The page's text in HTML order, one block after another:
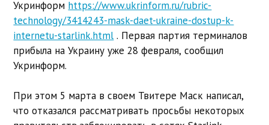
Укринформ https://www.ukrinform.ru/rubric-
technology/3414243-mask-daet-ukraine-dostup-k-
internetu-starlink.html . Первая партия терминалов
прибыла на Украину уже 28 февраля, сообщил
Укринформ.
При этом 5 марта в своем Твитере Маск написал,
что отказался рассматривать просьбы некоторых